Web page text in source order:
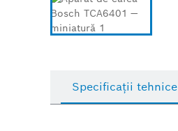
Specificații tehnice